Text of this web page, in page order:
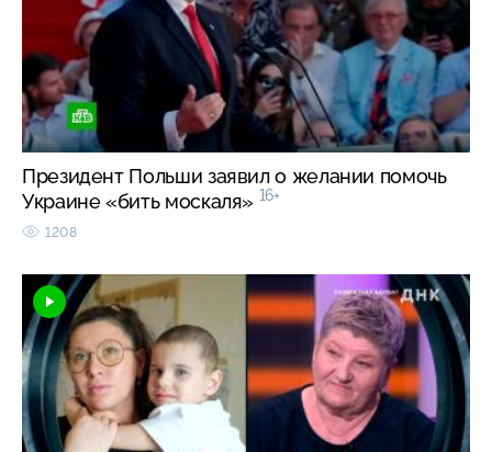
Президент Польши заявил о желании помочь
Украине «бить москаля» 16+
1208